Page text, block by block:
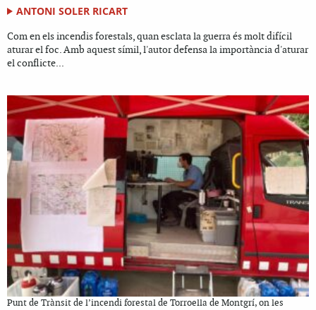
ANTONI SOLER RICART
Com en els incendis forestals, quan esclata la guerra és molt difícil
aturar el foc. Amb aquest símil, l'autor defensa la importància d'aturar
el conflicte...
Punt de Trànsit de l’incendi forestal de Torroella de Montgrí, on les